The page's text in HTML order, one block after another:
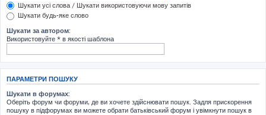
Шукати усі слова / Шукати використовуючи мову запитів
Шукати будь-яке слово
Шукати за автором:
Використовуйте * в якості шаблона
ПАРАМЕТРИ ПОШУКУ
Шукати в форумах:
Оберіть форум чи форуми, де ви хочете здійснювати пошук. Задля прискорення
пошуку в підфорумах ви можете обрати батьківський форум і увімкнути пошук в